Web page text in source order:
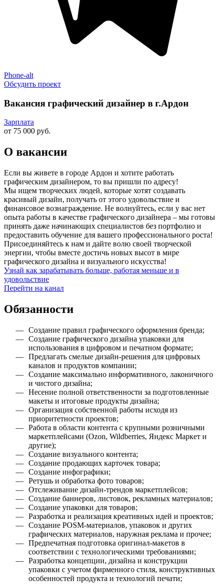
Phone-alt
Обсудить проект
Вакансия графический дизайнер в г.Ардон
Зарплата
от 75 000 руб.
О вакансии
Если вы живете в городе Ардон и хотите работать
графическим дизайнером, то вы пришли по адресу!
Мы ищем творческих людей, которые хотят создавать
красивый дизайн, получать от этого удовольствие и
финансовое вознаграждение. Не волнуйтесь, если у вас нет
опыта работы в качестве графического дизайнера – мы готовы
принять даже начинающих специалистов без портфолио и
предоставить обучение для вашего профессионального роста!
Присоединяйтесь к нам и дайте волю своей творческой
энергии, чтобы вместе достичь новых высот в мире
графического дизайна и визуального искусства!
Узнай как зарабатывать больше, работая меньше и в
удовольствие
Перейти на канал
Обязанности
Создание правил графического оформления бренда;
Создание графического дизайна упаковки для
использования в цифровом и печатном формате;
Предлагать смелые дизайн-решения для цифровых
каналов и продуктов компании;
Создание максимально информативного, лаконичного
и чистого дизайна;
Несение полной ответственности за подготовленные
макеты и итоговые продукты дизайна;
Организация собственной работы исходя из
приоритетности проектов;
Работа в области контента с крупными розничными
маркетплейсами (Ozon, Wildberries, Яндекс Маркет и
другие);
Создание визуального контента;
Создание продающих карточек товара;
Создание инфографики;
Ретушь и обработка фото товаров;
Отслеживание дизайн-трендов маркетплейсов;
Создание баннеров, листовок, рекламных материалов;
Создание упаковки для товаров;
Разработка и реализация креативных идей и проектов;
Создание POSM-материалов, упаковок и других
графических материалов, наружная реклама и прочее;
Предпечатная подготовка оригинал-макетов в
соответствии с технологическими требованиями;
Разработка концепции, дизайна и конструкции
упаковки с учетом фирменного стиля, конструктивных
особенностей продукта и технологий печати;